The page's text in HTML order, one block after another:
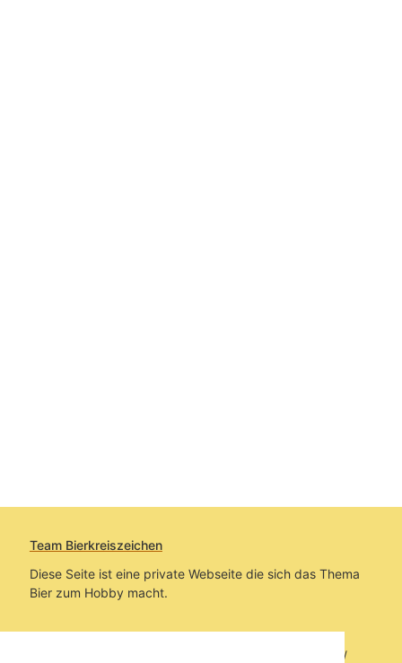
Team Bierkreiszeichen
Diese Seite ist eine private Webseite die sich das Thema
Bier zum Hobby macht.
Sie befinden sich auf https://www.bierkreiszeichen.at/